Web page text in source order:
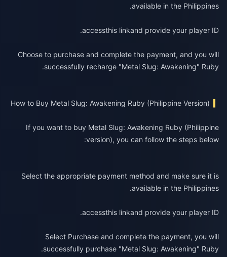
available in the Philippines.
accessthis linkand provide your player ID.
Choose to purchase and complete the payment, and you will
successfully recharge "Metal Slug: Awakening" Ruby.
How to Buy Metal Slug: Awakening Ruby (Philippine Version)
If you want to buy Metal Slug: Awakening Ruby (Philippine
version), you can follow the steps below:
Select the appropriate payment method and make sure it is
available in the Philippines.
accessthis linkand provide your player ID.
Select Purchase and complete the payment, you will
successfully purchase "Metal Slug: Awakening" Ruby.